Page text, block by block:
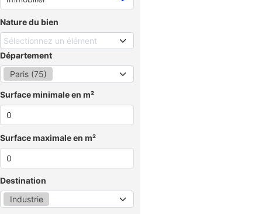
Nature du bien
Sélectionnez un élément
Département
Paris (75)
Surface minimale en m²
Surface maximale en m²
Destination
Industrie